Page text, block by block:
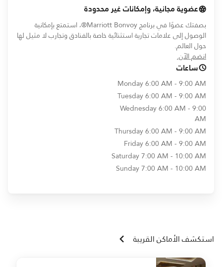
عضوية مجانية، وإمكانات غير محدودة
بصفتك عضوًا في برنامج Marriott Bonvoy®، استمتع بإمكانية
الوصول إلى علامات تجارية استثنائية خاصة بالفنادق وتجارب لا مثيل لها
حول العالم.
انضم الآن.
ساعات
Monday6:00 AM - 9:00 AM
Tuesday6:00 AM - 9:00 AM
Wednesday6:00 AM - 9:00
AM
Thursday6:00 AM - 9:00 AM
Friday6:00 AM - 9:00 AM
Saturday7:00 AM - 10:00 AM
Sunday7:00 AM - 10:00 AM
استكشف الأماكن القريبة